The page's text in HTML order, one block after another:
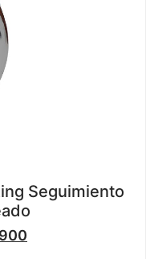
Seguimiento